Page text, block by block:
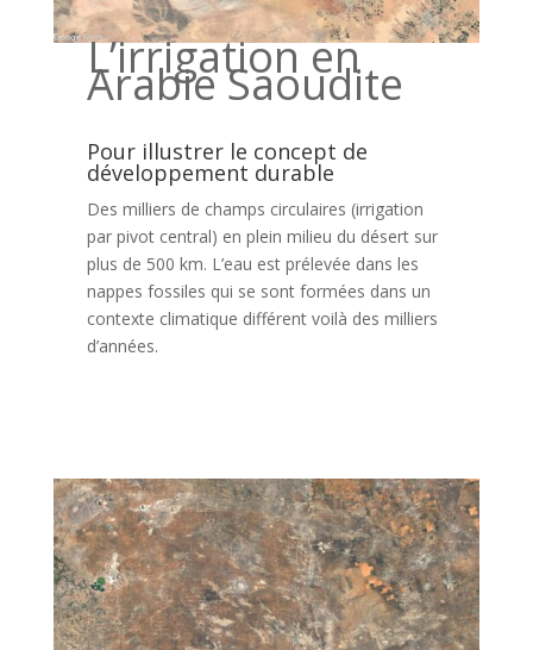
L’irrigation en
Arabie Saoudite
Pour illustrer le concept de
développement durable
Des milliers de champs circulaires (irrigation
par pivot central) en plein milieu du désert sur
plus de 500 km. L’eau est prélevée dans les
nappes fossiles qui se sont formées dans un
contexte climatique différent voilà des milliers
d’années.